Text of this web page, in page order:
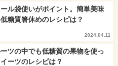
ル袋使いがポイント。簡単美味
低糖質箸休めのレシピは？
2024.04.11
ツの中でも低糖質の果物を使っ
ーツのレシピは？